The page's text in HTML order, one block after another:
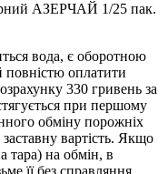
АЗЕРЧАЙ 1/25 пак.
вода, є оборотною
оплатити
330 гривень за
при першому
обміну порожніх
вартість. Якщо
тара) на обмін, в
її без справляння